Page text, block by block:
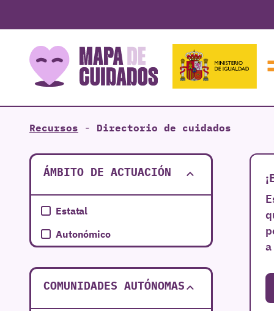
Recursos - Directorio de cuidados
ÁMBITO DE ACTUACIÓN
Estatal
Autonómico
COMUNIDADES AUTÓNOMAS